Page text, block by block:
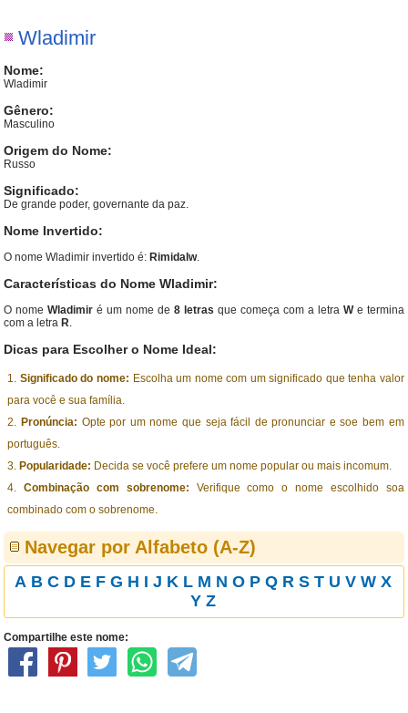
Wladimir
Nome:
Wladimir
Gênero:
Masculino
Origem do Nome:
Russo
Significado:
De grande poder, governante da paz.
Nome Invertido:
O nome Wladimir invertido é: Rimidalw.
Características do Nome Wladimir:
O nomeWladimir é um nome de8 letras que começa com a letra We termina
com a letra R.
Dicas para Escolher o Nome Ideal:
Significado do nome: Escolha um nome com um significado que tenha valor
para você e sua família.
Pronúncia: Opte por um nome que seja fácil de pronunciar e soe bem em
português.
Popularidade: Decida se você prefere um nome popular ou mais incomum.
Combinação com sobrenome: Verifique como o nome escolhido soa
combinado com o sobrenome.
Navegar por Alfabeto (A-Z)
A B C D E F G H I J K L M N O P Q R S T U V W X
Y Z
Compartilhe este nome: